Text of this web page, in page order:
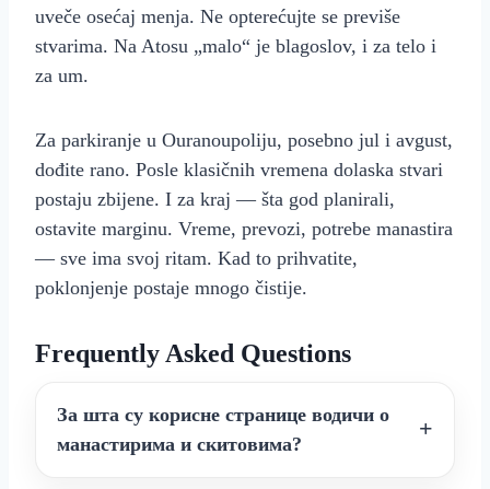
uveče osećaj menja. Ne opterećujte se previše
stvarima. Na Atosu „malo“ je blagoslov, i za telo i
za um.
Za parkiranje u Ouranoupoliju, posebno jul i avgust,
dođite rano. Posle klasičnih vremena dolaska stvari
postaju zbijene. I za kraj — šta god planirali,
ostavite marginu. Vreme, prevozi, potrebe manastira
— sve ima svoj ritam. Kad to prihvatite,
poklonjenje postaje mnogo čistije.
Frequently Asked Questions
За шта су корисне странице водичи о
манастирима и скитовима?